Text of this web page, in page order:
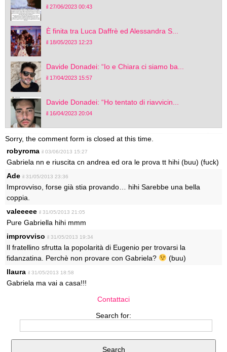
il 27/06/2023 00:43
È finita tra Luca Daffrè ed Alessandra S...
il 18/05/2023 12:23
Davide Donadei: “Io e Chiara ci siamo ba...
il 17/04/2023 15:57
Davide Donadei: “Ho tentato di riavvicin...
il 16/04/2023 20:04
Sorry, the comment form is closed at this time.
robyroma il 03/06/2013 15:27
Gabriela nn e riuscita cn andrea ed ora le prova tt hihi (buu) (fuck)
Ade il 31/05/2013 23:36
Improvviso, forse già stia provando… hihi Sarebbe una bella
coppia.
valeeeee il 31/05/2013 21:05
Pure Gabriella hihi mmm
improvviso il 31/05/2013 19:34
Il fratellino sfrutta la popolarità di Eugenio per trovarsi la
fidanzatina. Perchè non provare con Gabriela?
(buu)
llaura il 31/05/2013 18:58
Gabriela ma vai a casa!!!
Contattaci
Search for: